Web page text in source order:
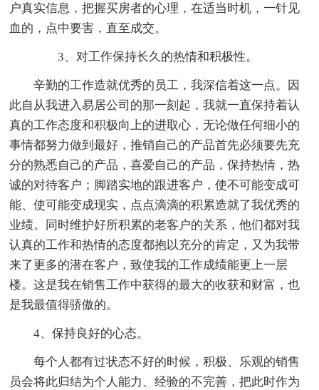
户真实信息，把握买房者的心理，在适当时机，一针见
血的，点中要害，直至成交。
3、对工作保持长久的热情和积极性。
辛勤的工作造就优秀的员工，我深信着这一点。因
此自从我进入易居公司的那一刻起，我就一直保持着认
真的工作态度和积极向上的进取心，无论做任何细小的
事情都努力做到最好，推销自己的产品首先必须要先充
分的熟悉自己的产品，喜爱自己的产品，保持热情，热
诚的对待客户；脚踏实地的跟进客户，使不可能变成可
能、使可能变成现实，点点滴滴的积累造就了我优秀的
业绩。同时维护好所积累的老客户的关系，他们都对我
认真的工作和热情的态度都抱以充分的肯定，又为我带
来了更多的潜在客户，致使我的工作成绩能更上一层
楼。这是我在销售工作中获得的最大的收获和财富，也
是我最值得骄傲的。
4、保持良好的心态。
每个人都有过状态不好的时候，积极、乐观的销售
员会将此归结为个人能力、经验的不完善，把此时作为